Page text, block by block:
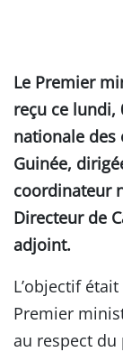
Le Premier
reçu ce lundi,
nationale des
Guinée,
coordinateur
Directeur de
adjoint.
L’objectif
Premier
au respect du